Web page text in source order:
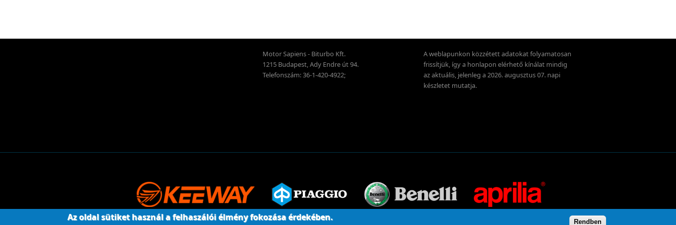
Motor Sapiens - Biturbo Kft.
1215 Budapest, Ady Endre út 94.
Telefonszám: 36-1-420-4922;
A weblapunkon közzétett adatokat folyamatosan
frissítjük, így a honlapon elérhető kínálat mindig
az aktuális, jelenleg a 2026. augusztus 07. napi
készletet mutatja.
Az oldal sütiket használ a felhaszálói élmény fokozása érdekében. Rendben